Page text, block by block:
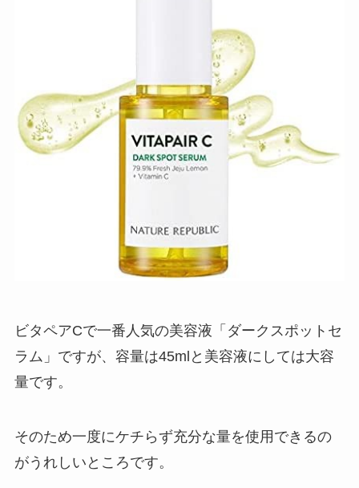
ビタペアCで一番人気の美容液「ダークスポットセ
ラム」ですが、容量は45mlと美容液にしては大容
量です。
そのため一度にケチらず充分な量を使用できるの
がうれしいところです。